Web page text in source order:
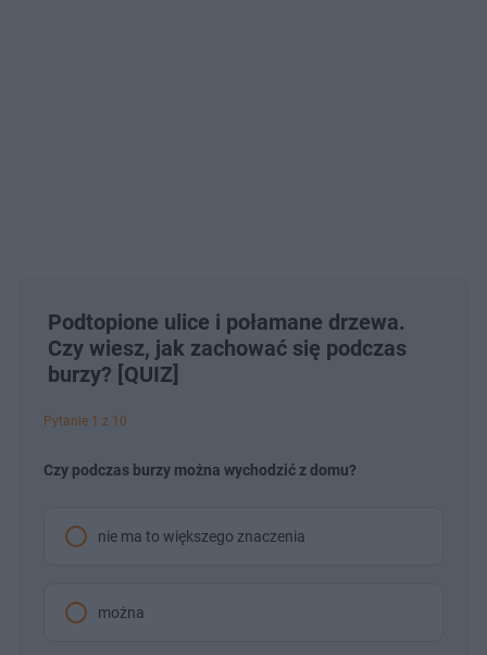
Podtopione ulice i połamane drzewa.
Czy wiesz, jak zachować się podczas
burzy? [QUIZ]
Pytanie 1 z 10
Czy podczas burzy można wychodzić z domu?
nie ma to większego znaczenia
można